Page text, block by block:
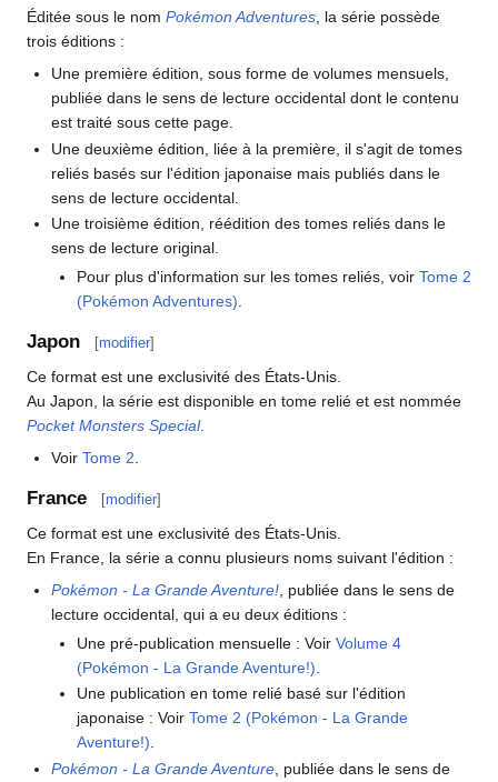
Éditée sous le nom Pokémon Adventures, la série possède
trois éditions :
Une première édition, sous forme de volumes mensuels,
publiée dans le sens de lecture occidental dont le contenu
est traité sous cette page.
Une deuxième édition, liée à la première, il s'agit de tomes
reliés basés sur l'édition japonaise mais publiés dans le
sens de lecture occidental.
Une troisième édition, réédition des tomes reliés dans le
sens de lecture original.
Pour plus d'information sur les tomes reliés, voir Tome 2
(Pokémon Adventures).
Japon [modifier]
Ce format est une exclusivité des États-Unis.
Au Japon, la série est disponible en tome relié et est nommée
Pocket Monsters Special.
VoirTome 2
France [modifier]
Ce format est une exclusivité des États-Unis.
En France, la série a connu plusieurs noms suivant l'édition :
Pokémon - La Grande Aventure! , publiée dans le sens de
lecture occidental, qui a eu deux éditions :
Une pré-publication mensuelle : Voir Volume 4
(Pokémon - La Grande Aventure!)
Une publication en tome relié basé sur l'édition
japonaise : Voir Tome 2 (Pokémon - La Grande
Aventure!)
Pokémon - La Grande Aventure , publiée dans le sens de